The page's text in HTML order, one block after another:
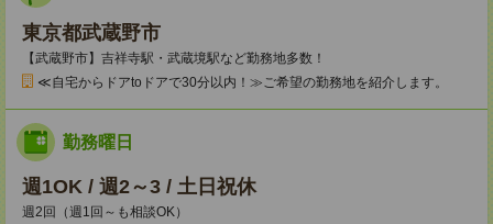
東京都武蔵野市
【武蔵野市】吉祥寺駅・武蔵境駅など勤務地多数！
≪自宅からドアtoドアで30分以内！≫ご希望の勤務地を紹介します。
勤務曜日
週1OK / 週2～3 / 土日祝休
週2回（週1回～も相談OK）